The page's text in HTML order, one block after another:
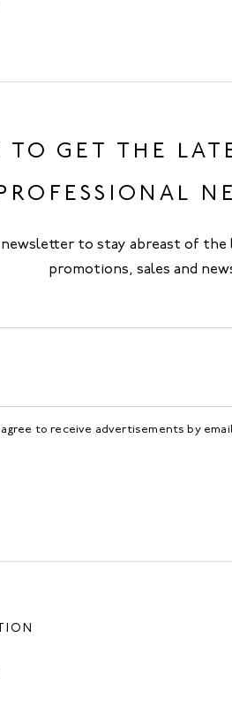
TO GET THE
to stay abreast of the
promotions, sales and
to receive advertisements by